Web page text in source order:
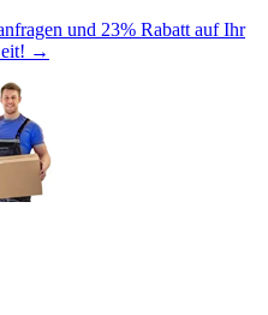
und 23% Rabatt auf Ihr
→